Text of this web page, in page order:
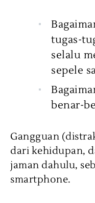
tugas-
selalu
sepele
benar-
Gangguan
dari kehidupan,
jaman dahulu,
smartphone.